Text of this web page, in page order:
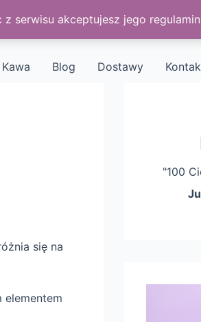
serwisu akceptujesz jego
Blog Dostawy
się na
elementem
"100